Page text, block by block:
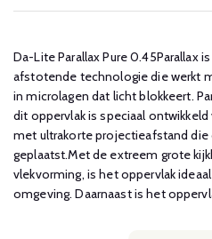
Da-Lite Parallax Pure 0.45Parallax
afstotende technologie die werkt
in microlagen dat licht blokkeert.
dit oppervlak is speciaal
met ultrakorte projectieafstand
geplaatst.Met de extreem grote
vlekvorming, is het oppervlak
omgeving. Daarnaast is het